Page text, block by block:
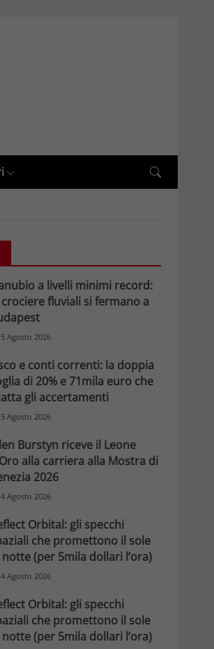
a livelli minimi record:
crociere fluviali si fermano a
5 Agosto 2026
e conti correnti: la doppia
di 20% e 71mila euro che
gli accertamenti
5 Agosto 2026
Burstyn riceve il Leone
alla carriera alla Mostra di
2026
4 Agosto 2026
Orbital: gli specchi
che promettono il sole
(per 5mila dollari l’ora)
4 Agosto 2026
Orbital: gli specchi
che promettono il sole
(per 5mila dollari l’ora)